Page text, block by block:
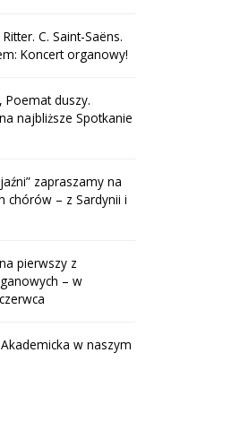
Ritter. C. Saint-Saëns.
Koncert organowy!
Poemat duszy.
najbliższe Spotkanie
zapraszamy na
chórów – z Sardynii i
pierwszy z
– w
w naszym